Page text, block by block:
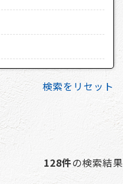
検索をリセット
128件の検索結果